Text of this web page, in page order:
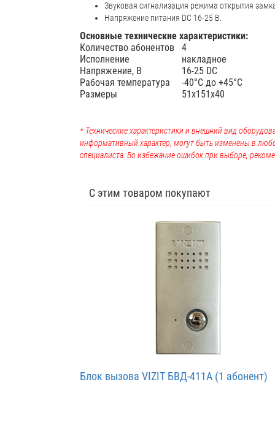
Звуковая сигнализация режима открытия
Напряжение питания DC 16-25 В.
Основные технические характеристики:
Количество абонентов
4
Исполнение
накладное
Напряжение, В
16-25 DC
Рабочая температура
-40°C до +45°C
Размеры
51х151х40
* Технические характеристики и внешний вид
информативный характер, могут быть изменены в
специалиста. Во избежание ошибок при выборе,
С этим товаром покупают
Блок вызова VIZIT БВД-411A (1 абонент)